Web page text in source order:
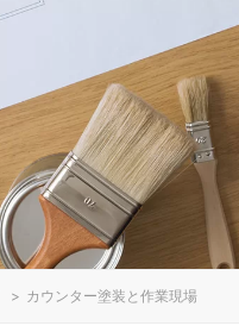
> カウンター塗装と作業現場